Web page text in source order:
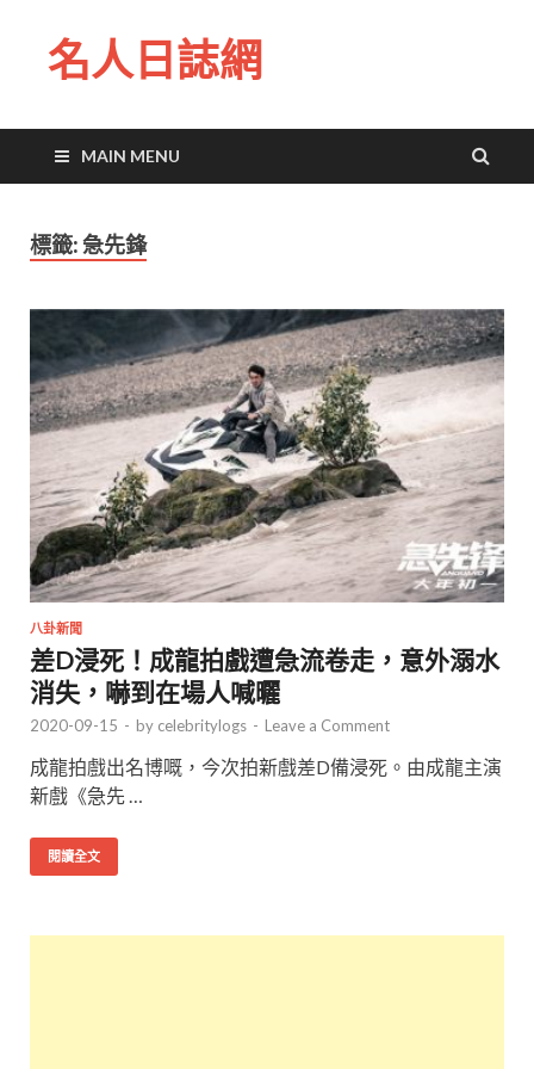
名人日誌網
MAIN MENU
標籤: 急先鋒
八卦新聞
差D浸死！成龍拍戲遭急流卷走，意外溺水
消失，嚇到在場人喊曬
2020-09-15 - by celebritylogs - Leave a Comment
成龍拍戲出名博嘅，今次拍新戲差D備浸死。由成龍主演
新戲《急先 …
閱讀全文